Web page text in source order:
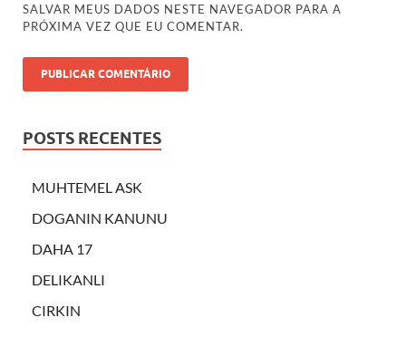
SALVAR MEUS DADOS NESTE NAVEGADOR PARA A
PRÓXIMA VEZ QUE EU COMENTAR.
POSTS RECENTES
MUHTEMEL ASK
DOGANIN KANUNU
DAHA 17
DELIKANLI
CIRKIN